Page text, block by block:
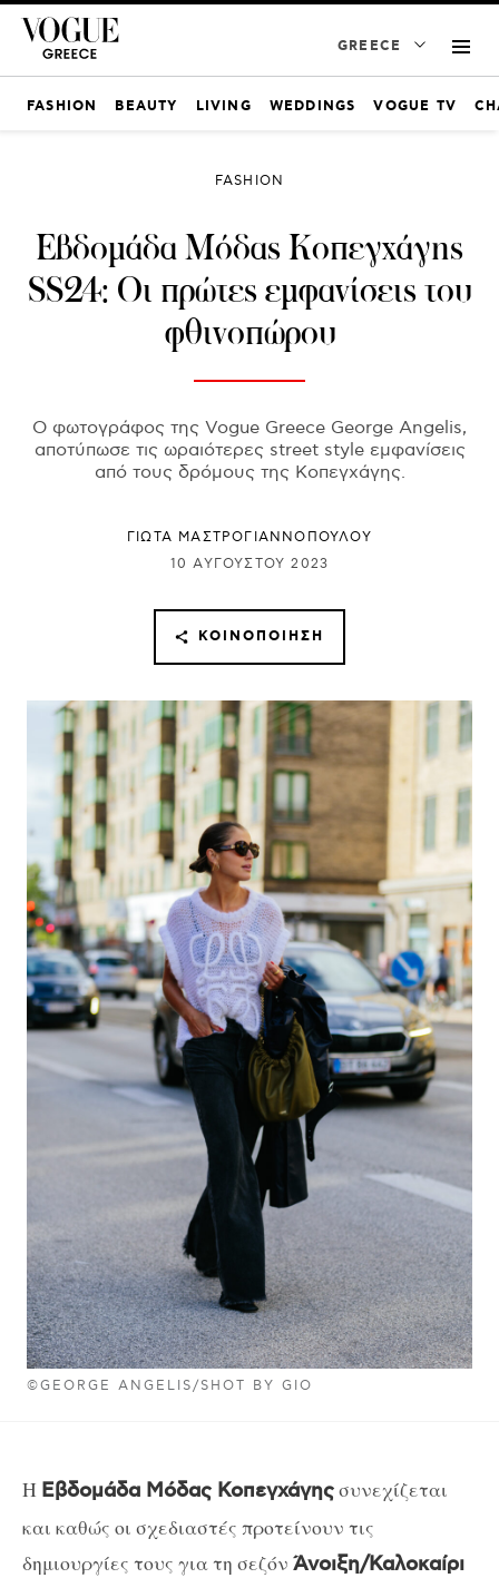
GREECE
FASHION BEAUTY LIVING WEDDINGS VOGUE TV
©GEORGE ANGELIS/SHOT BY GIO
FASHION
Εβδομάδα Μόδας Κοπεγχάγης
SS24: Οι πρώτες εμφανίσεις του
φθινοπώρου
Ο φωτογράφος της Vogue Greece George Angelis,
αποτύπωσε τις ωραιότερες street style εμφανίσεις
από τους δρόμους της Κοπεγχάγης.
ΓΙΩΤΑ ΜΑΣΤΡΟΓΙΑΝΝΟΠΟΥΛΟΥ
10 ΑΥΓΟΎΣΤΟΥ 2023
ΚΟΙΝΟΠΟΊΗΣΗ
Η Εβδομάδα Μόδας Κοπεγχάγηςσυνεχίζεται
και καθώς οι σχεδιαστές προτείνουν τις
δημιουργίες τους για τη σεζόν Άνοιξη/Καλοκαίρι